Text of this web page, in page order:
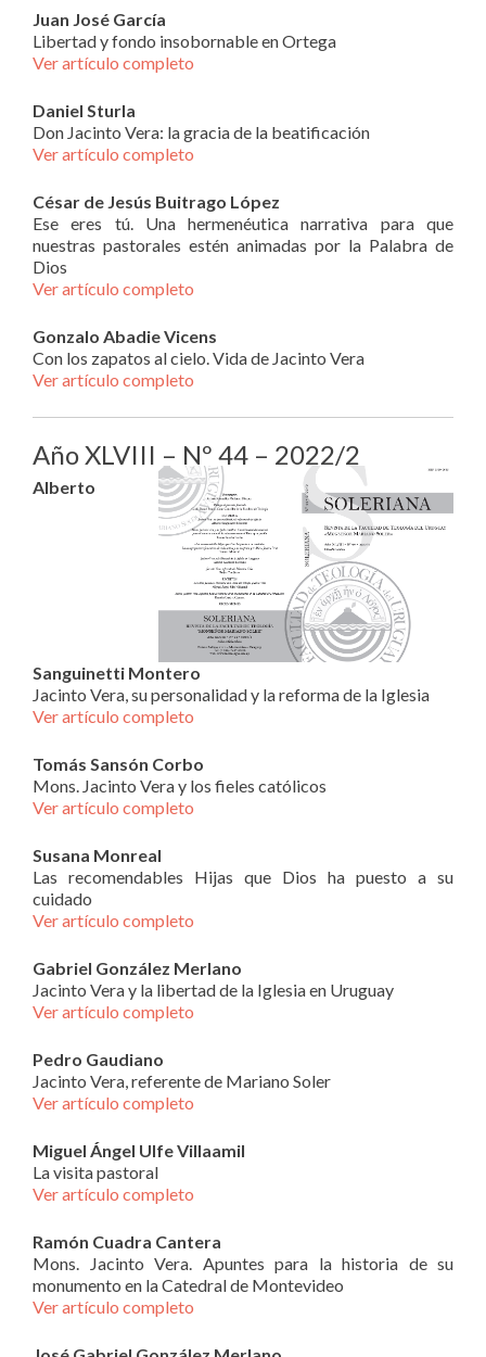
Juan José García
Libertad y fondo insobornable en Ortega
Ver artículo completo
Daniel Sturla
Don Jacinto Vera: la gracia de la beatificación
Ver artículo completo
César de Jesús Buitrago López
Ese eres tú. Una hermenéutica narrativa para que
nuestras pastorales estén animadas por la Palabra de
Dios
Ver artículo completo
Gonzalo Abadie Vicens
Con los zapatos al cielo. Vida de Jacinto Vera
Ver artículo completo
Año XLVIII – Nº 44 – 2022/2
Alberto
Sanguinetti Montero
Jacinto Vera, su personalidad y la reforma de la Iglesia
Ver artículo completo
Tomás Sansón Corbo
Mons. Jacinto Vera y los fieles católicos
Ver artículo completo
Susana Monreal
Las recomendables Hijas que Dios ha puesto a su
cuidado
Ver artículo completo
Gabriel González Merlano
Jacinto Vera y la libertad de la Iglesia en Uruguay
Ver artículo completo
Pedro Gaudiano
Jacinto Vera, referente de Mariano Soler
Ver artículo completo
Miguel Ángel Ulfe Villaamil
La visita pastoral
Ver artículo completo
Ramón Cuadra Cantera
Mons. Jacinto Vera. Apuntes para la historia de su
monumento en la Catedral de Montevideo
Ver artículo completo